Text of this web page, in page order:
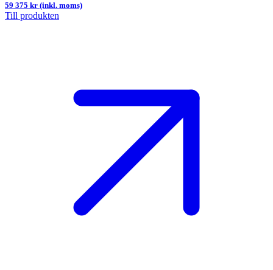
59 375 kr (inkl. moms)
Till produkten